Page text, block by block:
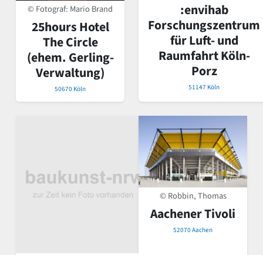
© Fotograf: Mario Brand
25hours Hotel
The Circle
(ehem. Gerling-
Verwaltung)
50670 Köln
:envihab
Forschungszentrum
für Luft- und
Raumfahrt Köln-
Porz
51147 Köln
© Robbin, Thomas
Aachener Tivoli
52070 Aachen